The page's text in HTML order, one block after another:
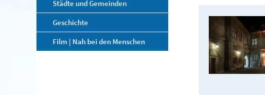
Städte und Gemeinden
Geschichte
Film | Nah bei den Menschen